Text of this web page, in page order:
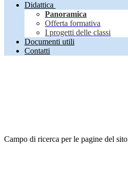
Didattica
Panoramica
Offerta formativa
I progetti delle classi
Documenti utili
Contatti
Campo di ricerca per le pagine del sito